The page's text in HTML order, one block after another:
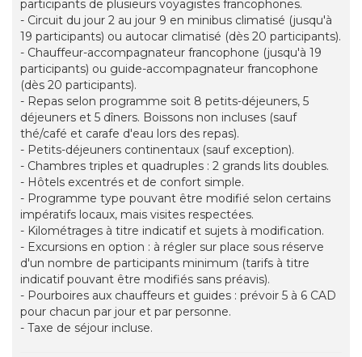
participants de plusieurs voyagistes francophones.
- Circuit du jour 2 au jour 9 en minibus climatisé (jusqu'à
19 participants) ou autocar climatisé (dès 20 participants).
- Chauffeur-accompagnateur francophone (jusqu'à 19
participants) ou guide-accompagnateur francophone
(dès 20 participants).
- Repas selon programme soit 8 petits-déjeuners, 5
déjeuners et 5 dîners. Boissons non incluses (sauf
thé/café et carafe d'eau lors des repas).
- Petits-déjeuners continentaux (sauf exception).
- Chambres triples et quadruples : 2 grands lits doubles.
- Hôtels excentrés et de confort simple.
- Programme type pouvant être modifié selon certains
impératifs locaux, mais visites respectées.
- Kilométrages à titre indicatif et sujets à modification.
- Excursions en option : à régler sur place sous réserve
d'un nombre de participants minimum (tarifs à titre
indicatif pouvant être modifiés sans préavis).
- Pourboires aux chauffeurs et guides : prévoir 5 à 6 CAD
pour chacun par jour et par personne.
- Taxe de séjour incluse.